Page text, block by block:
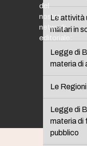
Le attività
militari in
Legge di
materia di
Le
Legge di
materia di
pubblico
del
nostro
network
editoriale: